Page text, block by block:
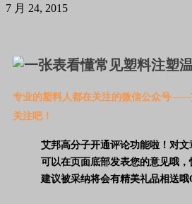
7 月 24, 2015
专业的塑料人都在关注的微信公众号——
关注吧！
艾邦高分子开通评论功能啦！对
可以在页面底部发表您的意见哦，
建议被采纳将会有精美礼品相送